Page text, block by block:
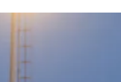
Sauveteurs en Mer